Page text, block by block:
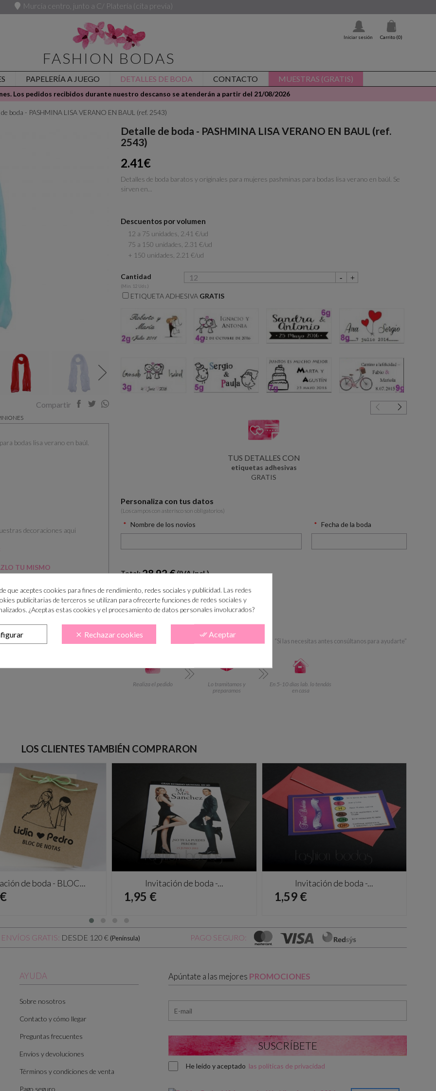
Murcia centro, junto a C/ Platería (cita previa)
Iniciar sesión Carrito (0)
FASHION BODAS
PAPELERÍA A JUEGO DETALLES DE BODA CONTACTO MUESTRAS (GRATIS)
Los pedidos recibidos durante nuestro descanso se atenderán a partir del 21/08/2026
boda - PASHMINA LISA VERANO EN BAUL (ref. 2543)
Compartir
bodas lisa verano en baúl.
decoraciones aqui
TU MISMO
Detalle de boda - PASHMINA LISA VERANO EN BAUL (ref.
2543)
2.41€
Detalles de boda baratos y originales para mujeres pashminas para bodas lisa verano en baúl. Se
sirven en...
Descuentos por volumen
12 a 75 unidades, 2.41 €/ud
75 a 150 unidades, 2.31 €/ud
+ 150 unidades, 2.21 €/ud
Cantidad
(Min. 12 Uds.)
ETIQUETA ADHESIVA GRATIS
TUS DETALLES CON
etiquetas adhesivas
GRATIS
Personaliza con tus datos
(Los campos con asterísco son obligatorios)
Nombre de los novios Fecha de la boda
Total:28.92 €(IVA incl.)
 AÑADIR AL CARRITO
¿Cómo COMPRAR PASO a PASO? “Si las necesitas antes consúltanos para ayudarte”
Realiza el pedido
Lo tramitamos y
preparamos
En 5-10 días lab. lo tendás
en casa
LOS CLIENTES TAMBIÉN COMPRARON
de boda - BLOC... Invitación de boda -...
Precio
1,95 €
Invitación de boda -...
Precio
1,59 €
ENVÍOS GRATIS: DESDE 120 € (Península) PAGO SEGURO:
AYUDA
Sobre nosotros
Contacto y cómo llegar
Preguntas frecuentes
Envíos y devoluciones
Términos y condiciones de venta
Pago seguro
Apúntate a las mejores PROMOCIONES
He leído y aceptado las políticas de privacidad
que aceptes cookies para fines de rendimiento, redes sociales y publicidad. Las redes
publicitarias de terceros se utilizan para ofrecerte funciones de redes sociales y
¿Aceptas estas cookies y el procesamiento de datos personales involucrados?
done_all Aceptar
clear Rechazar cookies